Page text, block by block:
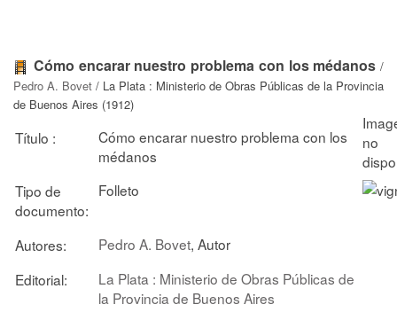
Cómo encarar nuestro problema con los médanos /
Pedro A. Bovet / La Plata : Ministerio de Obras Públicas de la Provincia
de Buenos Aires (1912)
Título :
Cómo encarar nuestro problema con los
médanos
Tipo de
documento:
Folleto
Autores: Pedro A. Bovet, Autor
Editorial:
La Plata : Ministerio de Obras Públicas de
la Provincia de Buenos Aires